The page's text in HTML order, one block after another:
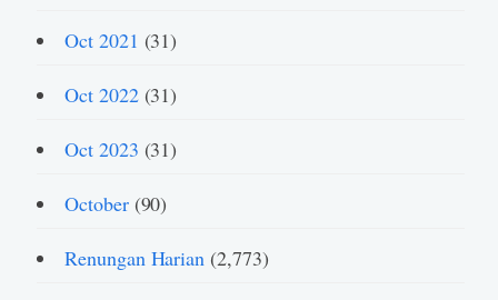
Oct 2021 (31)
Oct 2022(31)
Oct 2023 (31)
October(90)
Renungan Harian (2,773)